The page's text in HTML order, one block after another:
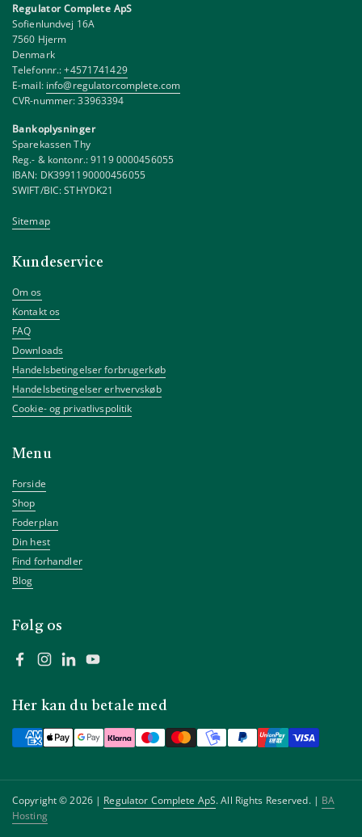
Regulator Complete ApS
Sofienlundvej 16A
7560 Hjerm
Denmark
Telefonnr.:+4571741429
E-mail: info@regulatorcomplete.com
CVR-nummer: 33963394
Bankoplysninger
Sparekassen Thy
Reg.- & kontonr.: 9119 0000456055
IBAN: DK3991190000456055
SWIFT/BIC: STHYDK21
Sitemap
Kundeservice
Om os
Kontakt os
FAQ
Downloads
Handelsbetingelser forbrugerkøb
Handelsbetingelser erhvervskøb
Cookie- og privatlivspolitik
Menu
Forside
Shop
Foderplan
Din hest
Find forhandler
Blog
Følg os
FacebookInstagram
LinkedInYouTube
Her kan du betale med
Copyright © 2026 | Regulator Complete ApS. All Rights Reserved. | BA
Hosting